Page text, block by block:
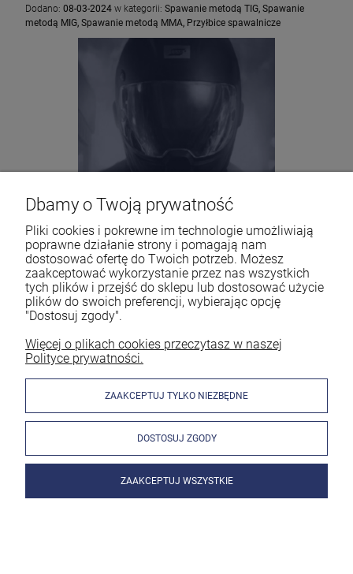
Dodano: 08-03-2024 w kategorii: Spawanie metodą TIG, Spawanie
metodą MIG, Spawanie metodą MMA, Przyłbice spawalnicze
Jeśli na co dzień pracujesz jako spawacz to z pewnością
wiesz, że ogromne znaczenie ma bezpieczeństwo. Spawanie
bez odpowiedniej ochrony naraża Cię na utratę zdrowia.
Dlatego każdy doświadczony pracownik powinien
mieć profesjonalną przyłbicę spawalniczą. Nie należy jednak
decydować się na byle jaki model. By spełniał on swoją
funkcję, musi być dobrze do Ciebie dobrany. Znaczenie mają
przyłbica spawalnicza będzie najlepsza? Podpowiadamy w
czytaj całość »
Dbamy o Twoją prywatność
Pliki cookies i pokrewne im technologie umożliwiają
poprawne działanie strony i pomagają nam
dostosować ofertę do Twoich potrzeb. Możesz
zaakceptować wykorzystanie przez nas wszystkich
tych plików i przejść do sklepu lub dostosować użycie
plików do swoich preferencji, wybierając opcję
"Dostosuj zgody".
Więcej o plikach cookies przeczytasz w naszej
Polityce prywatności.
ZAAKCEPTUJ TYLKO NIEZBĘDNE
DOSTOSUJ ZGODY
ZAAKCEPTUJ WSZYSTKIE